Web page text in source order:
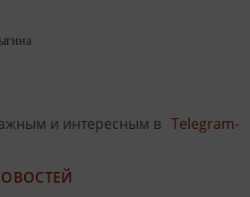
и интересным в Telegram-